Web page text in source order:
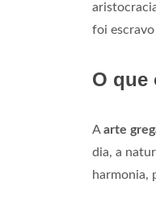
foi escravo
O que
Aarte
dia, a
harmonia,